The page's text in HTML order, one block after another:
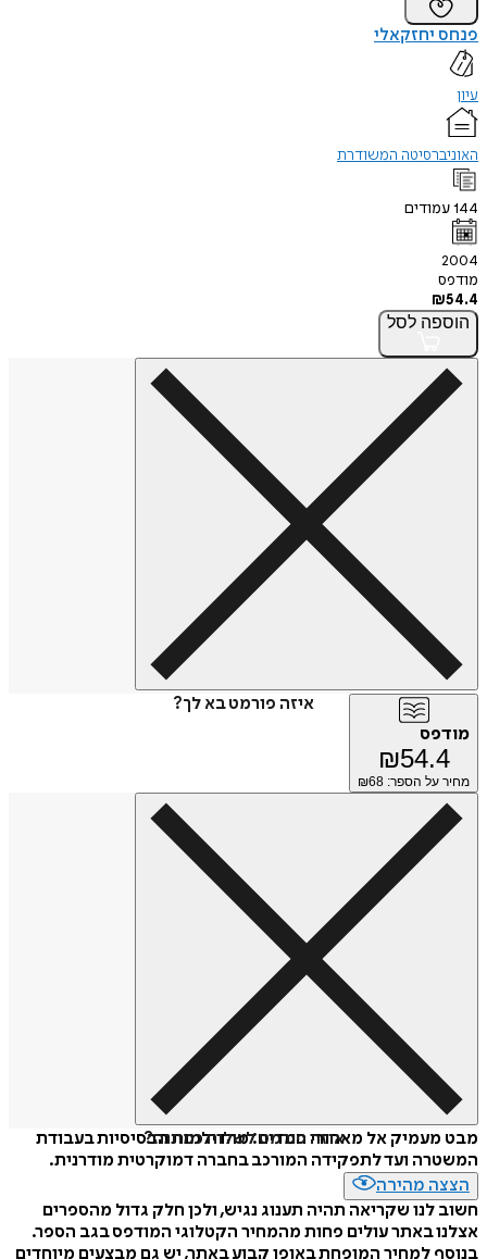
פנחס יחזקאלי
עיון
האוניברסיטה המשודרת
144עמודים
2004
מודפס
₪54.4
הוספה לסל
איזה פורמט בא לך?
מודפס
₪54.4
מחיר על הספר: ₪ 68
איזה פורמט לשלוח כמתנה?
מבט מעמיק אל מאחורי המדים: מהדילמות הבסיסיות בעבודת
המשטרה ועד לתפקידה המורכב בחברה דמוקרטית מודרנית.
הצצה מהירה
חשוב לנו שקריאה תהיה תענוג נגיש, ולכן חלק גדול מהספרים
אצלנו באתר עולים פחות מהמחיר הקטלוגי המודפס בגב הספר.
בנוסף למחיר המופחת באופן קבוע באתר, יש גם מבצעים מיוחדים